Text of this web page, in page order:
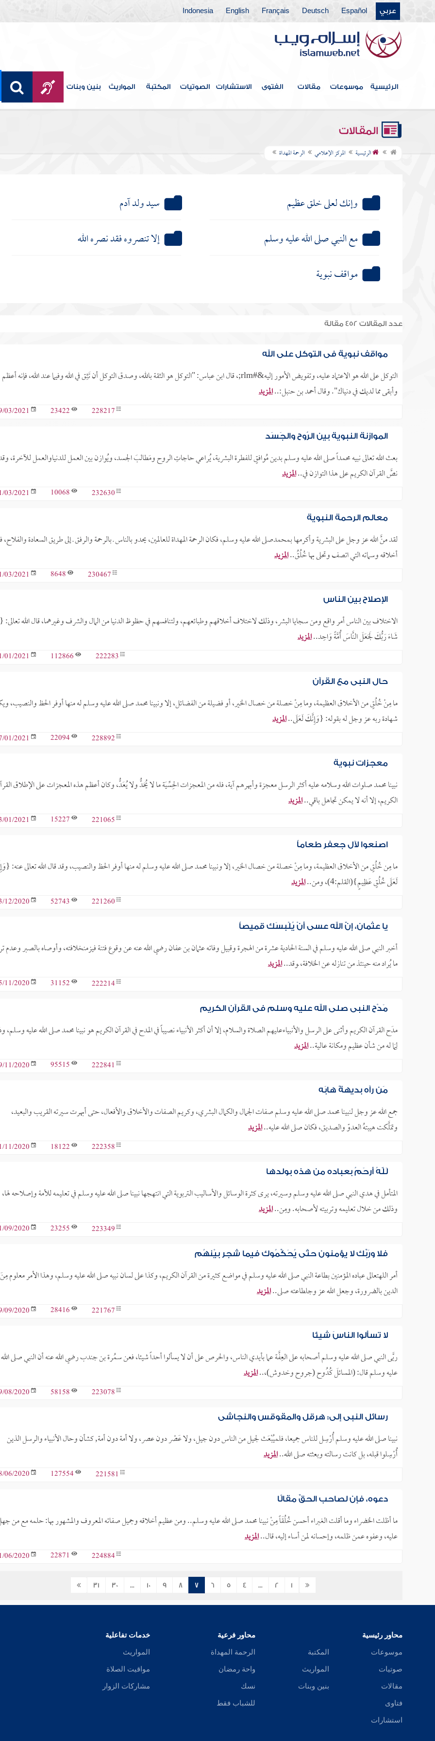
عربي Español
Deutsch
Français
English
Indonesia
الرئيسية موسوعات مقالات الفتوى الاستشارات الصوتيات المكتبة المواريث بنين وبنات
المقالات
الرئيسية المركز الإعلامي الرحمة المهداة
وإنك لعلى خلق عظيم
سيد ولد آدم
مع النبي صلى الله عليه وسلم
إلا تنصروه فقد نصره الله
مواقف نبوية
عدد المقالات 452 مقالة
مواقف نبوية في التوكل على الله
التوكل على الله هو الاعتماد عليه، وتفويض الأمور إليه&#rlm;، قال ابن عباس: "التوكل هو الثقة بالله، وصدق التوكل أن تَثِق في الله وفيما عند الله، فإنه أعظم
وأبقى مما لديك في دنياك". وقال أحمد بن حنبل:..المزيد
228217
23422
03/2021
الموازنة النبوية بين الرُوحِ والجَسَد
بعث الله تعالى نبيه محمداً صلى الله عليه وسلم بدين مُوافقٍ للفطرة البشرية، يُراعي حاجاتِ الروح ومَطالبَ الجسد، ويُوازن بين العمل للدنياوالعمل للآخرة،
نصَّ القرآن الكريم على هذا التوازن في..المزيد
232630
10068
03/2021
معالم الرحمة النبوية
لقد منَّ الله عز وجل على البشرية وأكرمها بمحمدصلى الله عليه وسلم، فكان الرحمة المهداة للعالمين، يحدو بالناس ـ بالرحمة والرفق ـ إلى طريق السعادة
أخلاقه وسماته التي اتصف وتحلى بها خُلُقُ..المزيد
230467
8648
03/2021
الإصلاح بين الناس
الاختلاف بين الناس أمر واقع ومن سجايا البشر، وذلك لاختلاف أخلاقهم وطبائعهم، ولتنافسهم في حظوظ الدنيا من المال والشرف وغيرهما، قال الله
شَاءَ رَبُّكَ لَجَعَلَ النَّاسَ أُمَّةً وَاحِد..المزيد
222283
112866
01/2021
حال النبي مع القرآن
ما مِنْ خُلُقٍ من الأخلاق العظيمة، وما مِنْ خصلة من خصال الخير، أو فضيلة من الفضائل، إلا ونبينا محمد صلى الله عليه وسلم له منها أوفر الحظ والنصيب،
شهادة ربه عز وجل له بقوله: {وَإِنَّكَ لَعَلَى..المزيد
228892
22094
01/2021
معجزات نبوية
نبينا محمد صلوات الله وسلامه عليه أكثر الرسل معجزة وأبهرهم آية، فله من المعجزات الحِسِّيَة ما لا يُحَدُّ ولا يُعَدُّ، وكان أعظم هذه المعجزات على الإطلاق
الكريم، إلا أنه لا يمكن تجاهل باقي..المزيد
221065
15227
01/2021
اصنعوا لآلِ جعفر طعاماً
ما مِن خُلُقٍ من الأخلاق العظيمة، وما مِنْ خصلة من خصال الخير، إلا ونبينا محمد صلى الله عليه وسلم له منها أوفر الحظ والنصيب، وقد قال الله تعالى عنه:
لَعَلَى خُلُقٍ عَظِيمٍ}(القلم:4)، ومن..
المزيد
221260
52743
12/2020
يا عثمان، إنَّ الله عسى أنْ يُلْبِسَك قميصاً
أخبر النبي صلى الله عليه وسلم في السنة الحادية عشرة من الهجرة وقبيل وفاته عثمان بن عفان رضي الله عنه عن وقوع فتنة فيزمنخلافته، وأوصاه بالصبر وعدم
ما يُراد منه حينئذ من تنازله عن الخلافة، ـوقد..المزيد
222214
31152
11/2020
مَدْح النبي صلى الله عليه وسلم في القرآن الكريم
مدَح القرآن الكريم وأثنى على الرسل والأنبياءعليهم الصلاة والسلام، إلا أن أكثر الأنبياء نصيباً في المدح في القرآن الكريم هو نبينا محمد صلى الله عليه
لِمَا له من شأن عظيم ومكانة عالية..المزيد
222841
95515
11/2020
مَن رآه بديهةً هابَه
جمع الله عز وجل لنبينا محمد صلى الله عليه وسلم صفات الجمال والكمال البشري، وكريم الصفات والأخلاق والأفعال، حتى أبهرت سيرته القريب والبعيد،
وتمَلَّكت هيبتهُ العدوّ والصديق، فكان صلى الله عليه..المزيد
222358
18122
11/2020
لَلّهُ أرحَمُ بعباده من هذه بولدها
المتأمل في هدي النبي صلى الله عليه وسلم وسيرته، يرى كثرة الوسائل والأساليب التربوية التي انتهجها نبينا صلى الله عليه وسلم في تعليمه للأمة وإصلاحه لها،
وذلك من خلال تعليمه وتربيته لأصحابه. ومِن..المزيد
223349
23255
09/2020
فلا ورَبِّك لا يؤمنون حتَّى يُحَكِّمُوك فيما شجر بيْنهُم
أمر اللهتعالى عباده المؤمنين بطاعة النبي صلى الله عليه وسلم في مواضع كثيرة من القرآن الكريم، وكذا على لسان نبيه صلى الله عليه وسلم، وهذا الأمر معلوم مِنَ
الدين بالضرورة، وجعل الله عز وجلطاعته صلى..المزيد
221767
28416
09/2020
لا تسألوا الناسَ شيئا
ربَّى النبي صلى الله عليه وسلم أصحابه على العِفَّة عما بأيدي الناس، والحرص على أن لا يسألوا أحداً شيئا، فعن سمُرة بن جندب رضي الله عنه أن النبي صلى الله
عليه وسلم قال: (المسائلَ كُدُوح (جروح وخدوش)،..المزيد
223078
58158
08/2020
رسائل النبي إلى: هرقل والمقوقس والنجاشي
نبينا صلى الله عليه وسلم أُرْسِل للناس جميعا، فلميُبْعَث لجيل من الناس دون جيل، ولا عَصْر دون عصر، ولا أمة دون أمة, كشأن وحال الأنبياء والرسل الذين
أُرْسِلوا قبله، بل كانت رسالته وبعثته صلى الله..المزيد
221581
127554
06/2020
دعوه، فإن لصاحب الحقِّ مقالًا
ما أظلت الخضراء وما أقلت الغبراء أحسن خُلُقَاً مِنْ نبينا محمد صلى الله عليه وسلم.. ومن عظيم أخلاقه وجميل صفاته المعروف والمشهور بها: حلمه مع من
عليه، وعفوه عمن ظلمه، وإحسانه لمن أساء إليه، قال..المزيد
224884
22871
06/2020
1
2
...
4
5
6
7
8
9
10
...
30
31
محاور رئيسية
موسوعات
صوتيات
مقالات
فتاوى
استشارات
المكتبة
المواريث
بنين وبنات
محاور فرعية
الرحمة المهداة
واحة رمضان
نسك
للشباب فقط
خدمات تفاعلية
المواريث
مواقيت الصلاة
مشاركات الزوار